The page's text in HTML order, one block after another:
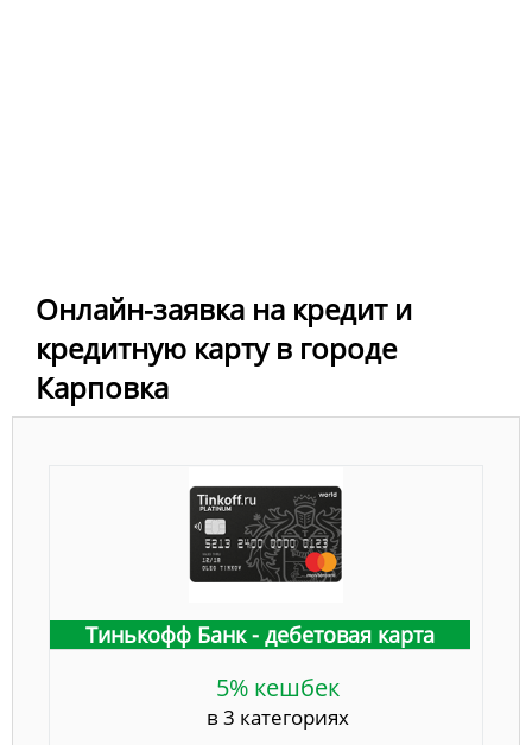
Онлайн-заявка на кредит и
кредитную карту в городе
Карповка
Тинькофф Банк - дебетовая карта
5% кешбек
в 3 категориях